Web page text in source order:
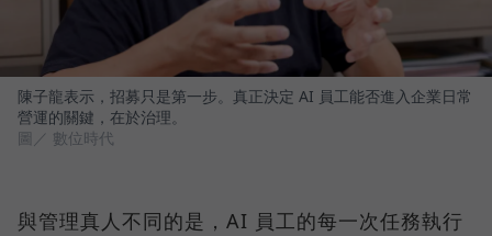
陳子龍表示，招募只是第一步。真正決定 AI 員工能否進入企業日常
營運的關鍵，在於治理。
圖／ 數位時代
與管理真人不同的是，AI 員工的每一次任務執行